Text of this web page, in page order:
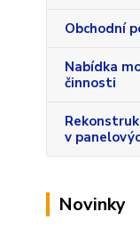
Obchodní
Nabídka
činnosti
v
Novinky